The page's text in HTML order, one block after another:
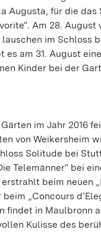
Augusta, für die
Am 28.
im Schloss
es am 31. August
Kinder bei der
im Jahr 2016
von Weikersheim
Solitude bei
Telemänner“ bei
beim neuen
„Concours
in Maulbronn
Kulisse des